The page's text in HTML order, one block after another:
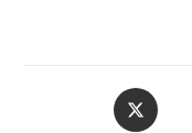
Opent
in